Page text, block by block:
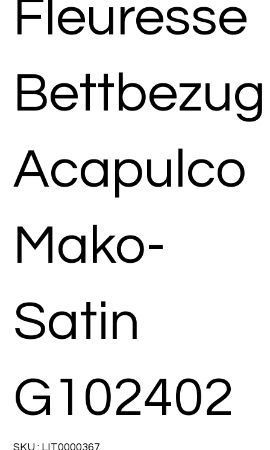
Fleuresse
Bettbezug
Acapulco
Mako-
Satin
G102402
SKU : SKU
LIT0000367